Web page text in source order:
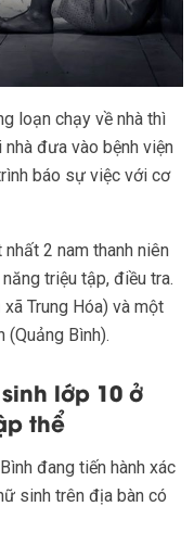
loạn chạy về nhà thì
đưa vào bệnh viện
báo sự việc với cơ
2 nam thanh niên
triệu tập, điều tra.
Trung Hóa) và một
(Quảng Bình).
lớp 10 ở
thể
đang tiến hành xác
sinh trên địa bàn có